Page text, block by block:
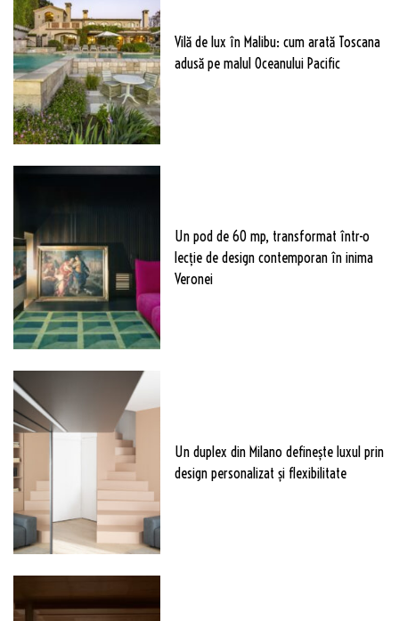
Vilă de lux în Malibu: cum arată Toscana
adusă pe malul Oceanului Pacific
Un pod de 60 mp, transformat într-o
lecție de design contemporan în inima
Veronei
Un duplex din Milano definește luxul prin
design personalizat și flexibilitate